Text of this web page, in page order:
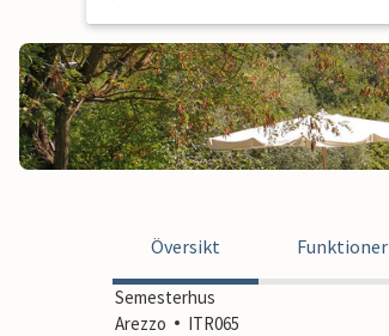
Översikt Funktioner
Semesterhus
Arezzo
ITR065